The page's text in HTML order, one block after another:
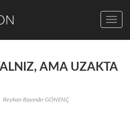
AMA UZAKTA
Reyhan Bayındır GÖNENÇ